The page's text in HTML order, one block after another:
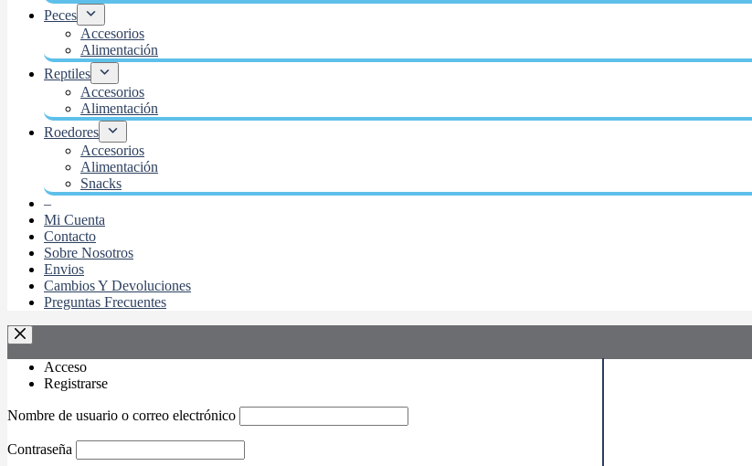
Peces
Accesorios
Alimentación
Reptiles
Accesorios
Alimentación
Roedores
Accesorios
Alimentación
Snacks
–
Mi Cuenta
Contacto
Sobre Nosotros
Envios
Cambios Y Devoluciones
Preguntas Frecuentes
Acceso
Registrarse
Nombre de usuario o correo electrónico
Contraseña